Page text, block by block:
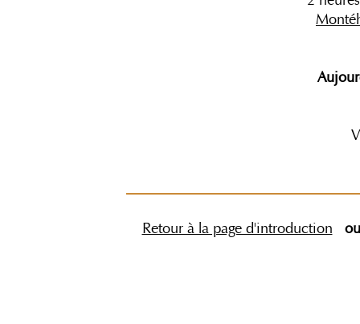
Retour à la page d'introduction ou